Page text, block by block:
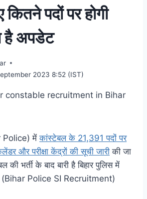
कितने पदों पर होगी
है अपडेट
2023 8:52 (IST)
Police) मेंकांस्टेबल के 21,391 पदों पर
और परीक्षा केंद्रों की सूची जारी की जा
भर्ती के बाद बारी है बिहार पुलिस में
(Bihar Police SI Recruitment)